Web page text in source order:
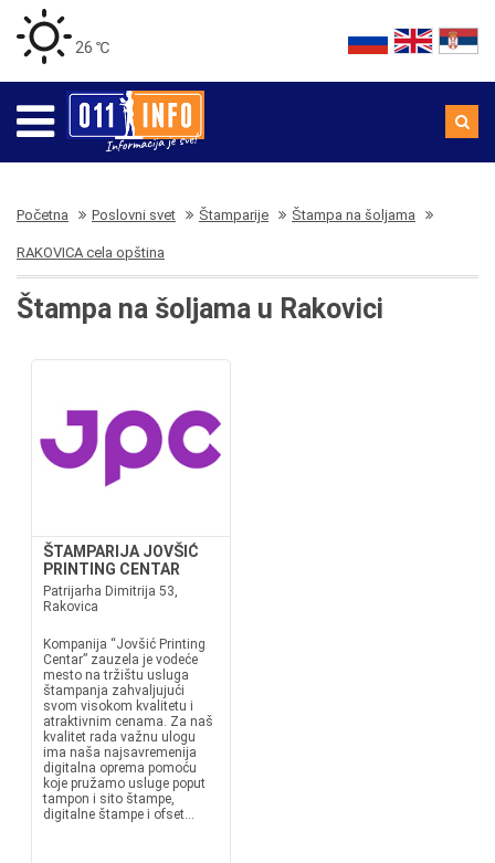
26 ℃
Početna Poslovni svet Štamparije Štampa na šoljama
RAKOVICA cela opština
Štampa na šoljama u Rakovici
ŠTAMPARIJA JOVŠIĆ
PRINTING CENTAR
Patrijarha Dimitrija 53,
Rakovica
Kompanija “Jovšić Printing
Centar” zauzela je vodeće
mesto na tržištu usluga
štampanja zahvaljujući
svom visokom kvalitetu i
atraktivnim cenama. Za naš
kvalitet rada važnu ulogu
ima naša najsavremenija
digitalna oprema pomoću
koje pružamo usluge poput
tampon i sito štampe,
digitalne štampe i ofset...